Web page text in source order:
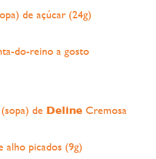
de açúcar (24g)
do-reino a gosto
de Deline Cremosa
alho picados (9g)